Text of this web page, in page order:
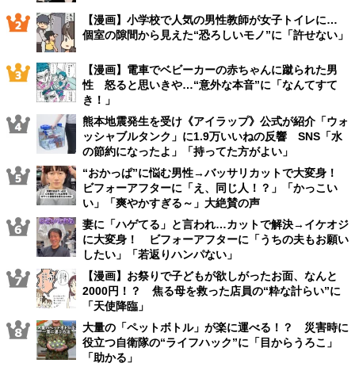
【漫画】小学校で人気の男性教師が女子トイレに…
個室の隙間から見えた“恐ろしいモノ”に「許せない」
【漫画】電車でベビーカーの赤ちゃんに蹴られた男
性 怒ると思いきや…“意外な本音”に「なんてすて
き！」
熊本地震発生を受け《アイラップ》公式が紹介「ウォ
ッシャブルタンク」に1.9万いいねの反響 SNS「水
の節約になったよ」「持ってた方がよい」
“おかっぱ”に悩む男性→バッサリカットで大変身！
ビフォーアフターに「え、同じ人！？」「かっこい
い」「爽やかすぎる～」大絶賛の声
妻に「ハゲてる」と言われ…カットで解決→イケオジ
に大変身！ ビフォーアフターに「うちの夫もお願い
したい」「若返りハンパない」
【漫画】お祭りで子どもが欲しがったお面、なんと
2000円！？ 焦る母を救った店員の“粋な計らい”に
「天使降臨」
大量の「ペットボトル」が楽に運べる！？ 災害時に
役立つ自衛隊の“ライフハック”に「目からうろこ」
「助かる」